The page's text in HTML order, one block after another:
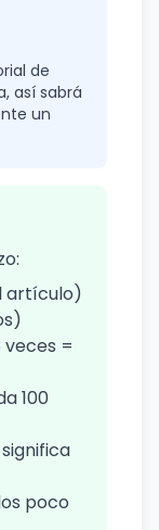
de
así sabrá
un
artículo)
veces =
100
poco